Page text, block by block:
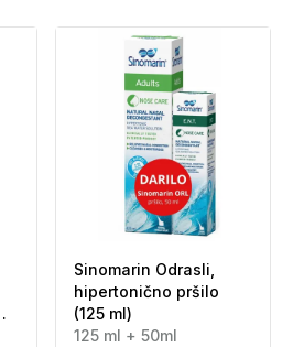
Sinomarin Odrasli,
hipertonično pršilo
(125 ml)
125 ml + 50ml